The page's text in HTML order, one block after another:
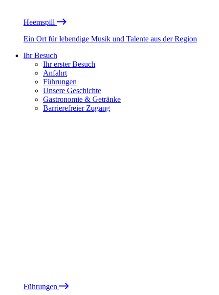
Heemspill
Ein Ort für lebendige Musik und Talente aus der Region
Ihr Besuch
Ihr erster Besuch
Anfahrt
Führungen
Unsere Geschichte
Gastronomie & Getränke
Barrierefreier Zugang
Führungen